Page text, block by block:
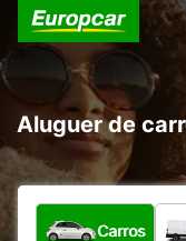
Aluguer de
Que tipo de
Carros